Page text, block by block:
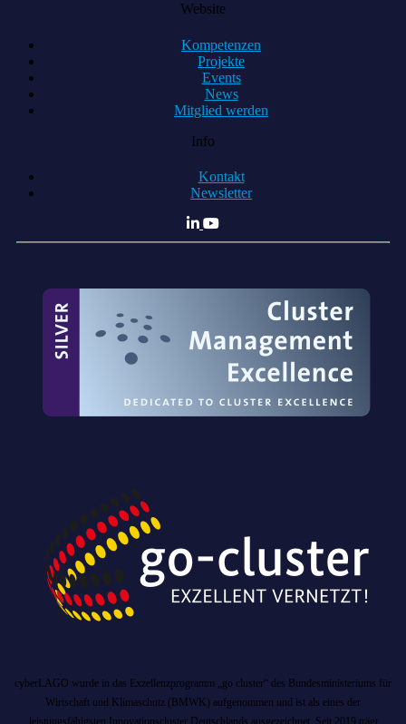
Website
Kompetenzen
Projekte
Events
News
Mitglied werden
Info
Kontakt
Newsletter
cyberLAGO wurde in das Exzellenzprogramm „go cluster“ des Bundesministeriums für
Wirtschaft und Klimaschutz (BMWK) aufgenommen und ist als eines der
leistungsfähigsten Innovationscluster Deutschlands ausgezeichnet. Seit 2019 trägt